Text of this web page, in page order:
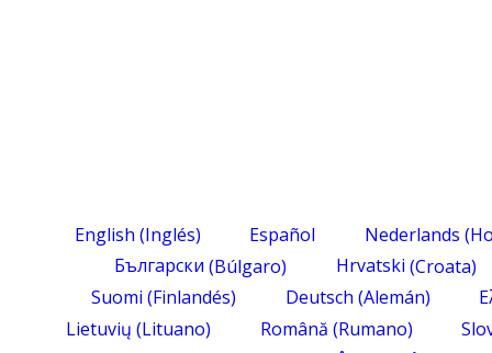
English (Inglés) Español Nederlands (
Български (Búlgaro) Hrvatski (Croata)
Suomi (Finlandés) Deutsch (Alemán)
Lietuvių (Lituano) Română (Rumano)